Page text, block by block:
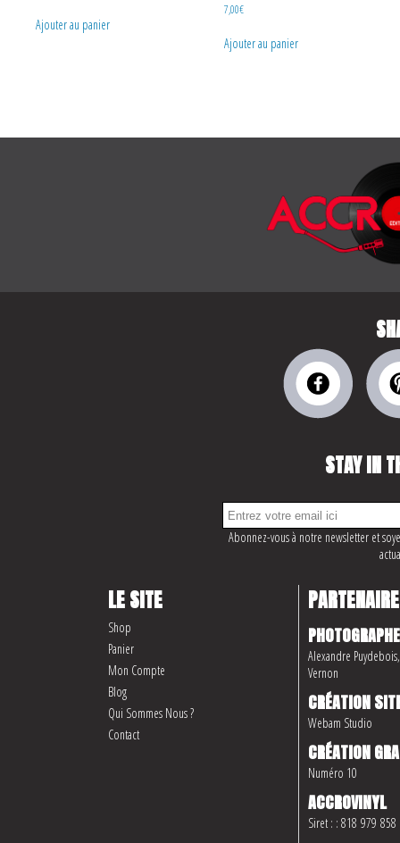
Ajouter au panier
7,00€
Ajouter au panier
STAY IN
Abonnez-vous à notre newsletter et
LE SITE
Shop
Panier
Mon Compte
Blog
Qui Sommes Nous ?
Contact
PHOTOGRAPHE
Alexandre
Vernon
CRÉATION
Webam Studio
CRÉATION
Numéro 10
ACCROVINYL
Siret : : 818 979 858